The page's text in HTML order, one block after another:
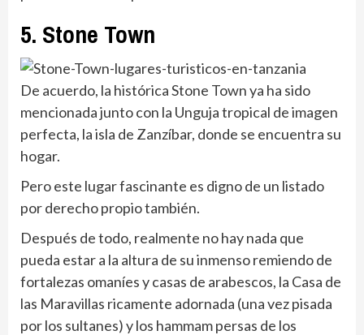
5. Stone Town
De acuerdo, la histórica Stone Town ya ha sido
mencionada junto con la Unguja tropical de imagen
perfecta, la isla de Zanzíbar, donde se encuentra su
hogar.
Pero este lugar fascinante es digno de un listado
por derecho propio también.
Después de todo, realmente no hay nada que
pueda estar a la altura de su inmenso remiendo de
fortalezas omaníes y casas de arabescos, la Casa de
las Maravillas ricamente adornada (una vez pisada
por los sultanes) y los hammam persas de los